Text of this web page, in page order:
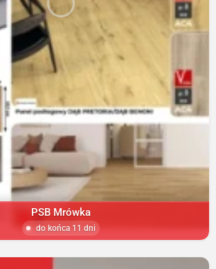
PSB Mrówka
do końca 11 dni